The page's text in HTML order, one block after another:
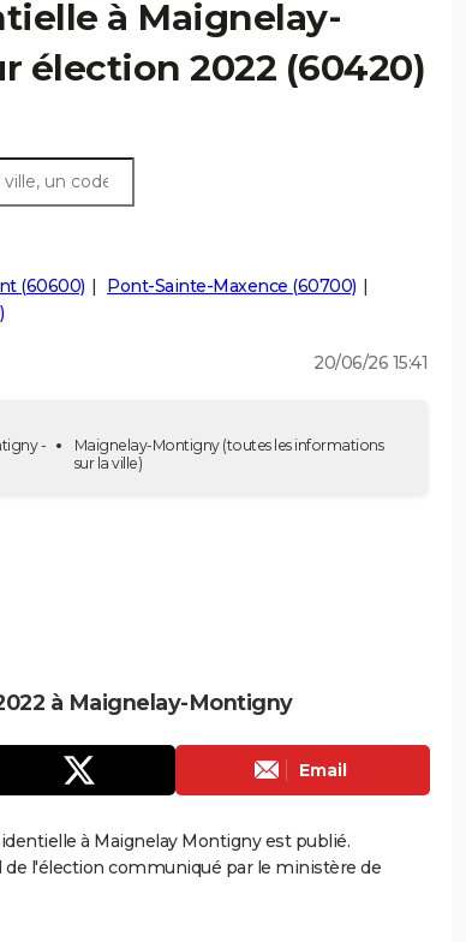
à Maignelay-
élection 2022 (60420)
(60600)
Pont-Sainte-Maxence (60700)
20/06/26 15:41
-
Maignelay-Montigny(toutes les informations
sur la ville)
à Maignelay-Montigny
Email
à Maignelay Montigny est publié.
de l'élection communiqué par le ministère de